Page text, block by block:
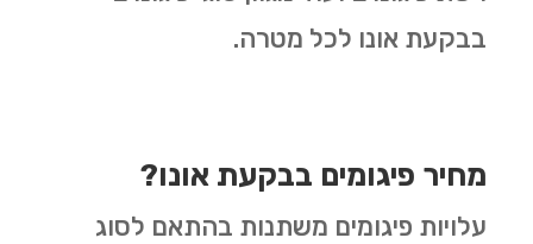
בבקעת אונו לכל מטרה.
מחיר פיגומים בבקעת אונו?
עלויות פיגומים משתנות בהתאם לסוג